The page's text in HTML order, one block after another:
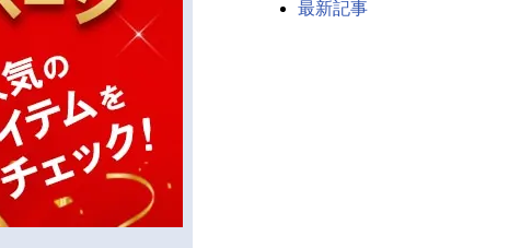
最新記事